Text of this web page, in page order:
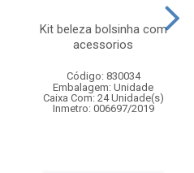
Kit beleza bolsinha com
acessorios
Código: 830034
Embalagem: Unidade
Caixa Com: 24 Unidade(s)
Inmetro: 006697/2019